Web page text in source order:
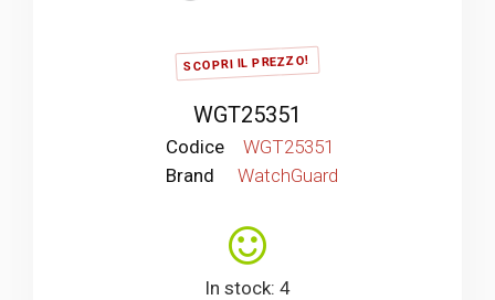
SCOPRI IL PREZZO!
WGT25351
Codice
WGT25351
Brand
WatchGuard
In stock: 4